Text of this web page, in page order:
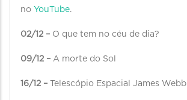
no YouTube.
02/12 – O que tem no céu de dia?
09/12 – A morte do Sol
16/12 – Telescópio Espacial James Webb